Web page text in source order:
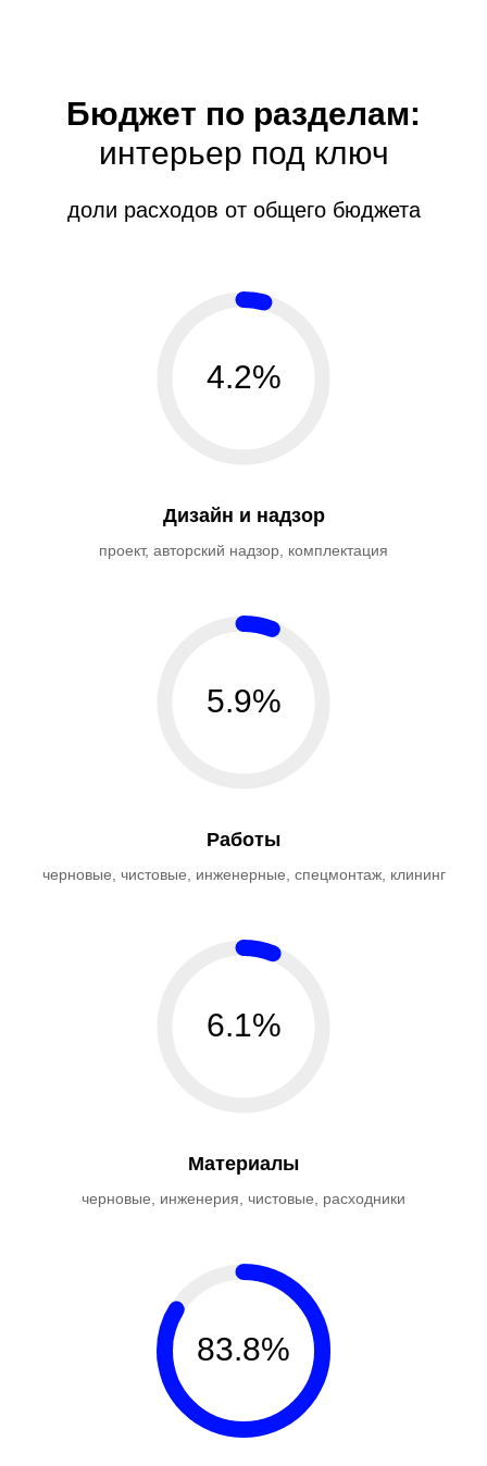
Бюджет по разделам:
интерьер под ключ
доли расходов от общего бюджета
4.2%
Дизайн и надзор
проект, авторский надзор, комплектация
5.9%
Работы
черновые, чистовые, инженерные, спецмонтаж, клининг
6.1%
Материалы
черновые, инженерия, чистовые, расходники
83.8%